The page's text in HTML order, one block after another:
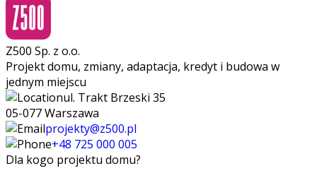
Z500 Sp. z o.o.
Projekt domu, zmiany, adaptacja, kredyt i budowa w
jednym miejscu
ul. Trakt Brzeski 35
05-077 Warszawa
projekty@z500.pl
+48 725 000 005
Dla kogo projektu domu?